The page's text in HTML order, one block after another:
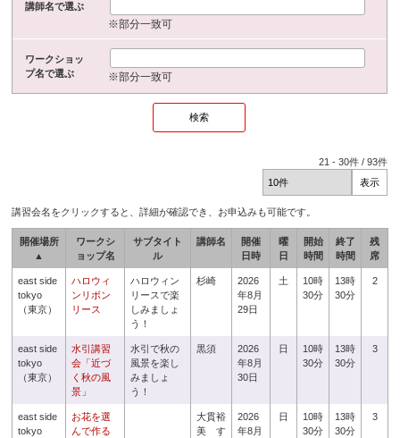
講師名で選ぶ
※部分一致可
ワークショッ
プ名で選ぶ
※部分一致可
21 -30件 /93件
講習会名をクリックすると、詳細が確認でき、お申込みも可能です。
開催場所
▲
ワークシ
ョップ名
サブタイト
ル
講師名
開催
日時
曜
日
開始
時間
終了
時間
残
席
east side
tokyo
（東京）
ハロウィ
ンリボン
リース
ハロウィン
リースで楽
しみましょ
う！
杉崎
2026
年8月
29日
土
10時
30分
13時
30分
2
east side
tokyo
（東京）
水引講習
会「近づ
く秋の風
景」
水引で秋の
風景を楽し
みましょ
う！
黒須
2026
年8月
30日
日
10時
30分
13時
30分
3
east side
tokyo
お花を選
んで作る
大貫裕
美 す
2026
年8月
日
10時
30分
13時
30分
3